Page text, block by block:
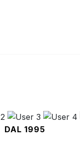
DAL 1995